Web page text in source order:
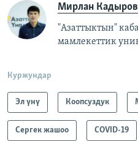
Мирлан Кадыров
"Азаттыктын"
мамлекеттик
Куржундар
Эл үнү Коопсуздук
Сергек жашоо COVID-19